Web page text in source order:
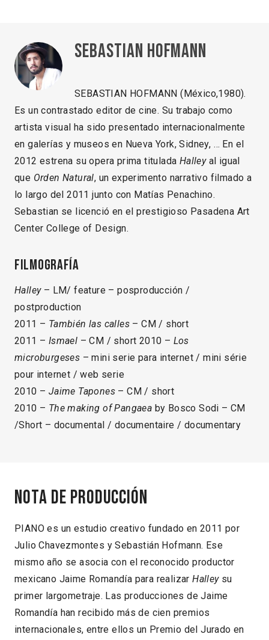
Sebastian Hofmann
SEBASTIAN HOFMANN (México,1980).
Es un contrastado editor de cine. Su trabajo como
artista visual ha sido presentado internacionalmente
en galerías y museos en Nueva York, Sidney, … En el
2012 estrena su opera prima titulada Halley al igual
que Orden Natural, un experimento narrativo filmado a
lo largo del 2011 junto con Matías Penachino.
Sebastian se licenció en el prestigioso Pasadena Art
Center College of Design.
Filmografía
Halley – LM/ feature – posproducción /
postproduction
2011 – También las calles – CM / short
2011 – Ismael – CM / short 2010 – Los
microburgeses – mini serie para internet / mini série
pour internet / web serie
2010 – Jaime Tapones – CM / short
2010 – The making of Pangaea by Bosco Sodi – CM
/Short – documental / documentaire / documentary
Nota de producción
PIANO es un estudio creativo fundado en 2011 por
Julio Chavezmontes y Sebastián Hofmann. Ese
mismo año se asocia con el reconocido productor
mexicano Jaime Romandía para realizarHalley su
primer largometraje. Las producciones de Jaime
Romandía han recibido más de cien premios
internacionales, entre ellos un Premio del Jurado en